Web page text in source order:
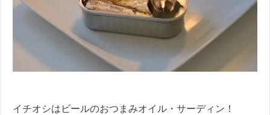
イチオシはビールのおつまみオイル・サーディン！